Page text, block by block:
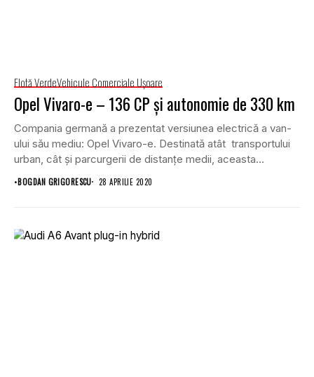
Flotă VerdeVehicule Comerciale Uşoare
Opel Vivaro-e – 136 CP și autonomie de 330 km
Compania germană a prezentat versiunea electrică a van-
ului său mediu: Opel Vivaro-e. Destinată atât transportului
urban, cât și parcurgerii de distanțe medii, aceasta...
•BOGDAN GRIGORESCU 28 APRILIE 2020